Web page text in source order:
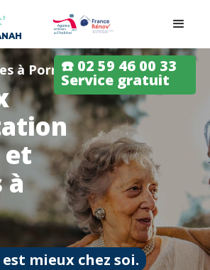
☎️ 02 59 46 00 33
Service gratuit
à Pornic
et
à
mieux chez soi.